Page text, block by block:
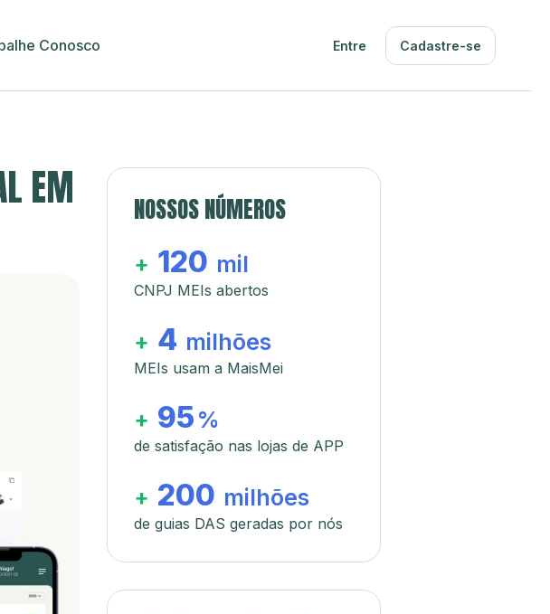
Conosco Entre Cadastre-se
EM NOSSOS NÚMEROS
+ 120 mil
CNPJ MEIs abertos
+ 4 milhões
MEIs usam a MaisMei
+ 95 %
de satisfação nas lojas de APP
+ 200 milhões
de guias DAS geradas por nós